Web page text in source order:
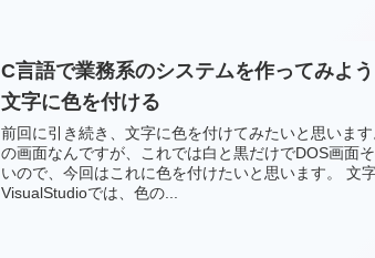
C言語で業務系のシステムを作ってみよ
文字に色を付ける
前回に引き続き、文字に色を付けてみたいと思いま
の画面なんですが、これでは白と黒だけでDOS画面
いので、今回はこれに色を付けたいと思います。 文
VisualStudioでは、色の...